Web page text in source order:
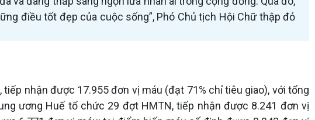
điều tốt đẹp của cuộc sống”, Phó Chủ tịch Hội Chữ thập đỏ
nhận được 17.955 đơn vị máu (đạt 71% chỉ tiêu giao), với tổng
ương Huế tổ chức 29 đợt HMTN, tiếp nhận được 8.241 đơn vị